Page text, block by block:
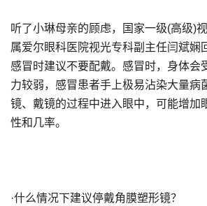
听了小琳母亲的顾虑，国家一级(高级)
属爱尔眼科医院视光专科副主任闫斌娴
感冒时建议不要配戴。感冒时，身体会
力较弱，感冒患者手上极易沾染大量病
镜、戴镜的过程中进入眼中，可能增加
性和几率。
·什么情况下建议停戴角膜塑形镜？